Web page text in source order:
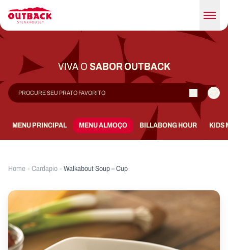
VIVA OSABOR OUTBACK
MENU PRINCIPAL MENU ALMOÇO BILLABONG HOUR KIDS
Home-Cardapio-Walkabout Soup – Cup